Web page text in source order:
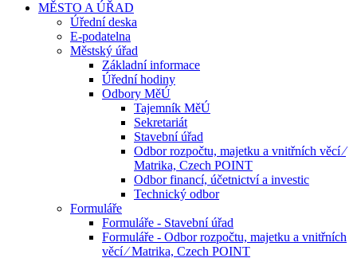
MĚSTO A ÚŘAD
Úřední deska
E-podatelna
Městský úřad
Základní informace
Úřední hodiny
Odbory MěÚ
Tajemník MěÚ
Sekretariát
Stavební úřad
Odbor rozpočtu, majetku a vnitřních věcí ⁄
Matrika, Czech POINT
Odbor financí, účetnictví a investic
Technický odbor
Formuláře
Formuláře - Stavební úřad
Formuláře - Odbor rozpočtu, majetku a vnitřních
věcí ⁄ Matrika, Czech POINT